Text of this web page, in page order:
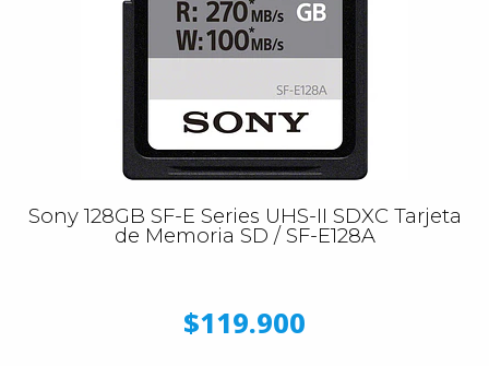
Sony 128GB SF-E Series UHS-II SDXC Tarjeta
de Memoria SD / SF-E128A
$119.900